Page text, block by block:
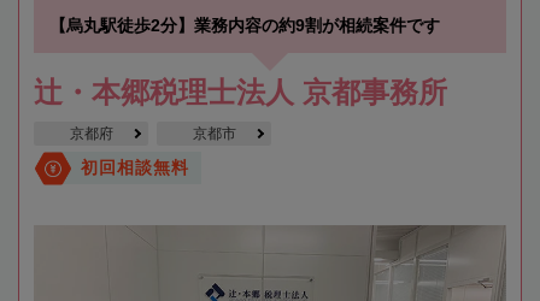
【烏丸駅徒歩2分】業務内容の約9割が相続案件です
辻・本郷税理士法人 京都事務所
京都府 京都市
初回相談無料